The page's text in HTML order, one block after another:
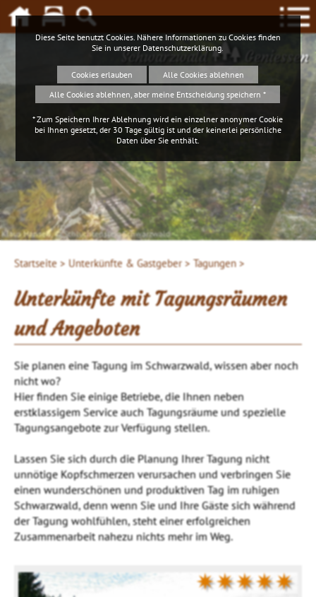
Schwarzwald Geniessen
Klaus Hansen, © Schluchtensteig Schwarzwald
Startseite > Unterkünfte & Gastgeber > Tagungen >
Unterkünfte mit Tagungsräumen
und Angeboten
Sie planen eine Tagung im Schwarzwald, wissen aber noch
nicht wo?
Hier finden Sie einige Betriebe, die Ihnen neben
erstklassigem Service auch Tagungsräume und spezielle
Tagungsangebote zur Verfügung stellen.
Lassen Sie sich durch die Planung Ihrer Tagung nicht
unnötige Kopfschmerzen verursachen und verbringen Sie
einen wunderschönen und produktiven Tag im ruhigen
Schwarzwald, denn wenn Sie und Ihre Gäste sich während
der Tagung wohlfühlen, steht einer erfolgreichen
Zusammenarbeit nahezu nichts mehr im Weg.
✷✷✷✷✷
Diese Seite benutzt Cookies. Nähere Informationen zu Cookies finden
Sie in unserer Datenschutzerklärung
Cookies erlauben
Alle Cookies ablehnen
Alle Cookies ablehnen, aber meine Entscheidung speichern *
* Zum Speichern Ihrer Ablehnung wird ein einzelner anonymer Cookie
bei Ihnen gesetzt, der 30 Tage gültig ist und der keinerlei persönliche
Daten über Sie enthält.